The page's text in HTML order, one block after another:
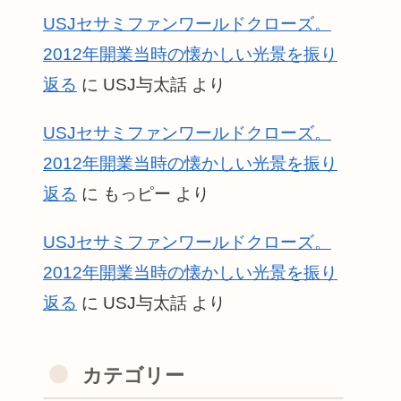
USJセサミファンワールドクローズ。
2012年開業当時の懐かしい光景を振り
返る に USJ与太話 より
USJセサミファンワールドクローズ。
2012年開業当時の懐かしい光景を振り
返る に もっピー より
USJセサミファンワールドクローズ。
2012年開業当時の懐かしい光景を振り
返る に USJ与太話 より
カテゴリー